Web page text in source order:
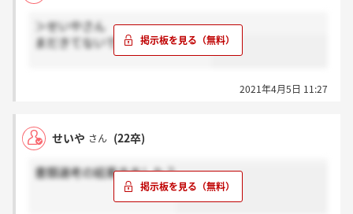
＞せいやさん
まだきてないです。きましたか？
2021年4月5日 11:27
せいや さん (22卒)
書類選考の結果きました？